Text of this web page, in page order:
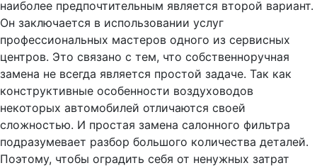
наиболее предпочтительным является второй вариант.
Он заключается в использовании услуг
профессиональных мастеров одного из сервисных
центров. Это связано с тем, что собственноручная
замена не всегда является простой задаче. Так как
конструктивные особенности воздуховодов
некоторых автомобилей отличаются своей
сложностью. И простая замена салонного фильтра
подразумевает разбор большого количества деталей.
Поэтому, чтобы оградить себя от ненужных затрат